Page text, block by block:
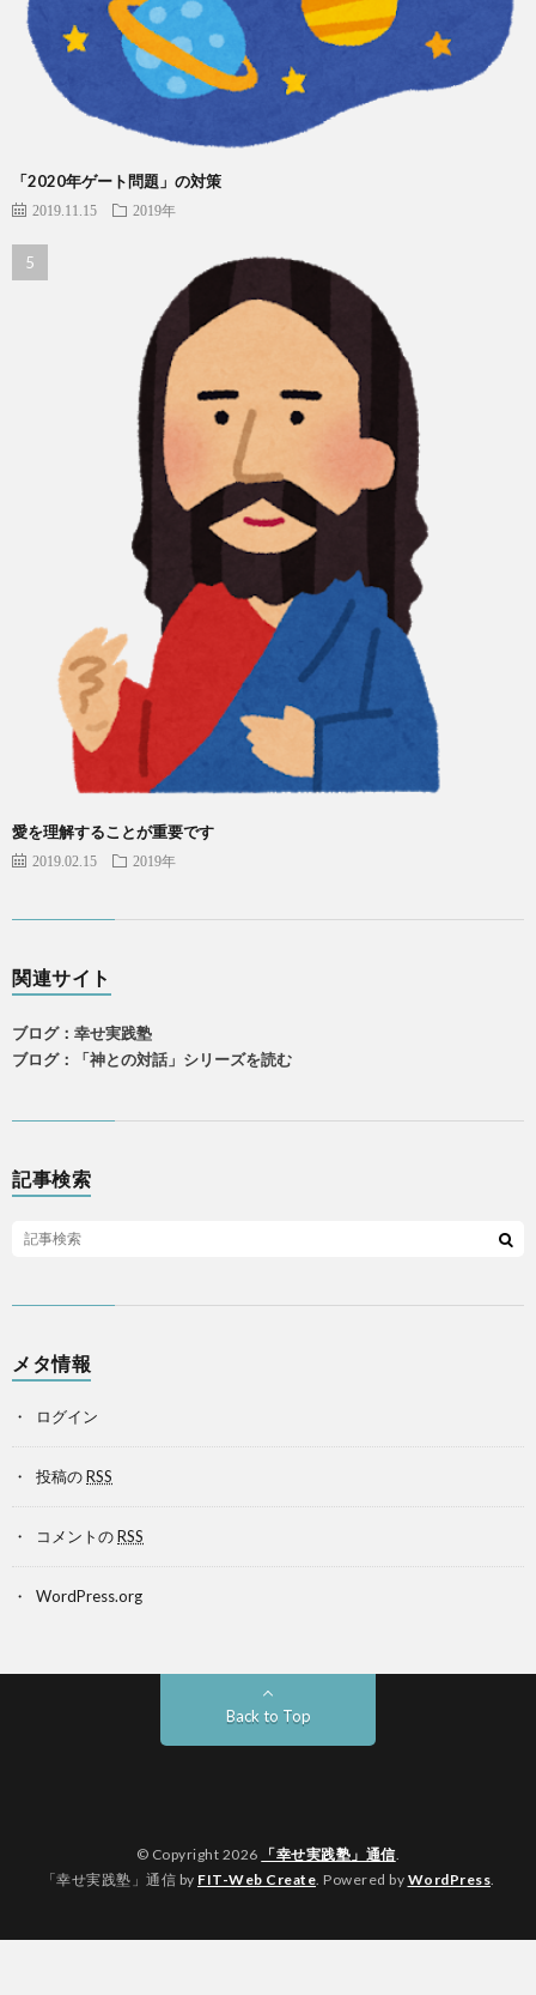
「2020年ゲート問題」の対策
2019.11.15 2019年
愛を理解することが重要です
2019.02.15 2019年
関連サイト
ブログ：幸せ実践塾
ブログ：「神との対話」シリーズを読む
記事検索
メタ情報
ログイン
投稿のRSS
コメントのRSS
WordPress.org
Back to Top
© Copyright 2026 「幸せ実践塾」通信.
「幸せ実践塾」通信 by FIT-Web Create . Powered by WordPress